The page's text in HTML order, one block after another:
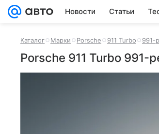
Новости Статьи
Каталог Марки Porsche 911 Turbo 991-
Porsche 911 Turbo 991-